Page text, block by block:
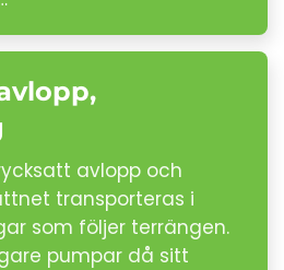
avlopp och
transporteras i
som följer terrängen.
pumpar då sitt